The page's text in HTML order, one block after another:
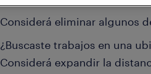
Considerá eliminar algunos
¿Buscaste trabajos en una
Considerá expandir la